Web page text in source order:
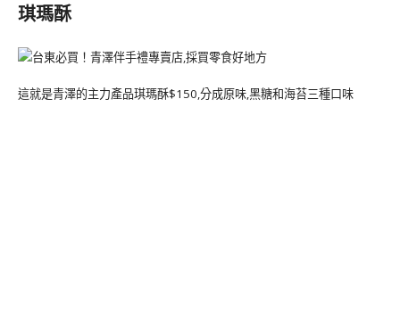
琪瑪酥
這就是青澤的主力產品琪瑪酥$150,分成原味,黑糖和海苔三種口味